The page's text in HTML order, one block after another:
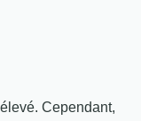
Cependant,